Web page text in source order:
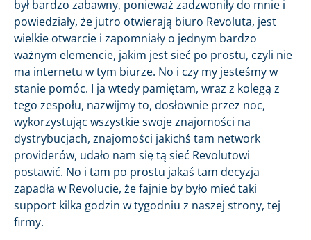
był bardzo zabawny, ponieważ zadzwoniły do mnie i
powiedziały, że jutro otwierają biuro Revoluta, jest
wielkie otwarcie i zapomniały o jednym bardzo
ważnym elemencie, jakim jest sieć po prostu, czyli nie
ma internetu w tym biurze. No i czy my jesteśmy w
stanie pomóc. I ja wtedy pamiętam, wraz z kolegą z
tego zespołu, nazwijmy to, dosłownie przez noc,
wykorzystując wszystkie swoje znajomości na
dystrybucjach, znajomości jakichś tam network
providerów, udało nam się tą sieć Revolutowi
postawić. No i tam po prostu jakaś tam decyzja
zapadła w Revolucie, że fajnie by było mieć taki
support kilka godzin w tygodniu z naszej strony, tej
firmy.